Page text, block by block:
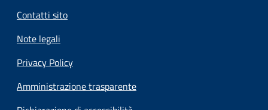
Contatti sito
Note legali
Privacy Policy
Amministrazione trasparente